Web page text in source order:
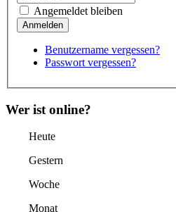
Angemeldet bleiben
Benutzername vergessen?
Passwort vergessen?
Wer ist online?
Heute
Gestern
Woche
Monat